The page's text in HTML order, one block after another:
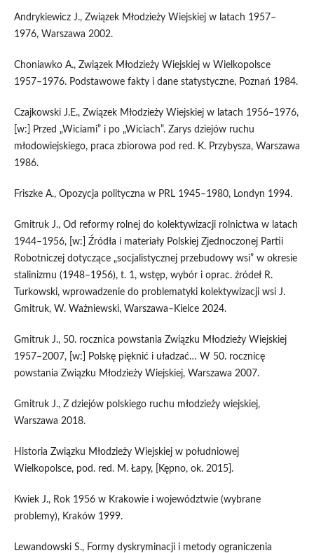
Andrykiewicz J., Związek Młodzieży Wiejskiej w latach 1957–
1976, Warszawa 2002.
Choniawko A., Związek Młodzieży Wiejskiej w Wielkopolsce
1957–1976. Podstawowe fakty i dane statystyczne, Poznań 1984.
Czajkowski J.E., Związek Młodzieży Wiejskiej w latach 1956–1976,
[w:] Przed „Wiciami” i po „Wiciach”. Zarys dziejów ruchu
młodowiejskiego, praca zbiorowa pod red. K. Przybysza, Warszawa
1986.
Friszke A., Opozycja polityczna w PRL 1945–1980, Londyn 1994.
Gmitruk J., Od reformy rolnej do kolektywizacji rolnictwa w latach
1944–1956, [w:] Źródła i materiały Polskiej Zjednoczonej Partii
Robotniczej dotyczące „socjalistycznej przebudowy wsi” w okresie
stalinizmu (1948–1956), t. 1, wstęp, wybór i oprac. źródeł R.
Turkowski, wprowadzenie do problematyki kolektywizacji wsi J.
Gmitruk, W. Ważniewski, Warszawa–Kielce 2024.
Gmitruk J., 50. rocznica powstania Związku Młodzieży Wiejskiej
1957–2007, [w:] Polskę pięknić i uładzać… W 50. rocznicę
powstania Związku Młodzieży Wiejskiej, Warszawa 2007.
Gmitruk J., Z dziejów polskiego ruchu młodzieży wiejskiej,
Warszawa 2018.
Historia Związku Młodzieży Wiejskiej w południowej
Wielkopolsce, pod. red. M. Łapy, [Kępno, ok. 2015].
Kwiek J., Rok 1956 w Krakowie i województwie (wybrane
problemy), Kraków 1999.
Lewandowski S., Formy dyskryminacji i metody ograniczenia